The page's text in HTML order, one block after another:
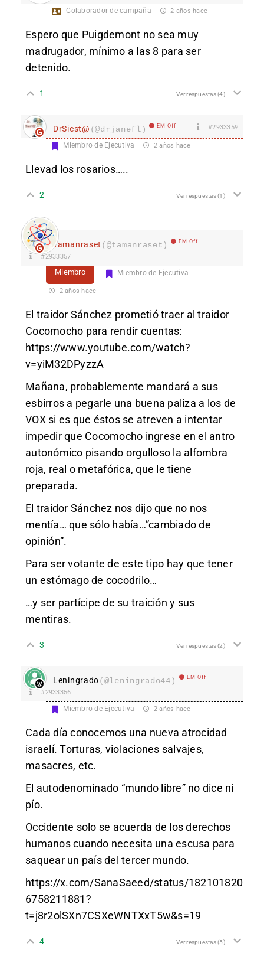
Colaborador de campaña 2 años hace
Espero que Puigdemont no sea muy
madrugador, mínimo a las 8 para ser
detenido.
1 Ver respuestas(4)
DrSiest@ (@drjanefl) EM Off #2933359
Miembro de Ejecutiva 2 años hace
Llevad los rosarios…..
2 Ver respuestas(1)
Tamanraset (@tamanraset) EM Off
#2933357
Miembro Miembro de Ejecutiva
2 años hace
El traidor Sánchez prometió traer al traidor
Cocomocho para rendir cuentas:
https://www.youtube.com/watch?
v=yiM32DPyzzA
Mañana, probablemente mandará a sus
esbirros a pegarle una buena paliza a los de
VOX si es que éstos se atreven a intentar
impedir que Cocomocho ingrese en el antro
autonómico pisando orgulloso la alfombra
roja, real o metafórica, que le tiene
preparada.
El traidor Sánchez nos dijo que no nos
mentía… que sólo había…”cambiado de
opinión”.
Para ser votante de este tipo hay que tener
un estómago de cocodrilo…
…y ser partícipe de su traición y sus
mentiras.
3 Ver respuestas(2)
Leningrado(@leningrado44) EM Off
#2933356
Miembro de Ejecutiva 2 años hace
Cada día conocemos una nueva atrocidad
israelí. Torturas, violaciones salvajes,
masacres, etc.
El autodenominado “mundo libre” no dice ni
pío.
Occidente solo se acuerda de los derechos
humanos cuando necesita una escusa para
saquear un país del tercer mundo.
https://x.com/SanaSaeed/status/182101820
6758211881?
t=j8r2olSXn7CSXeWNTXxT5w&s=19
4 Ver respuestas(5)